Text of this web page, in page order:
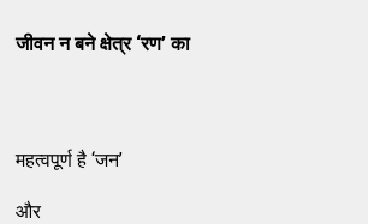
जीवन न बने क्षेत्र‘रण’ का
महत्वपूर्ण है ‘जन’
और